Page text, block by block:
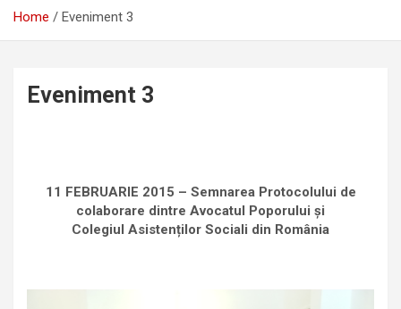
Home Eveniment 3
Eveniment 3
11 FEBRUARIE 2015 – Semnarea Protocolului de
colaborare dintre Avocatul Poporului și
Colegiul Asistenților Sociali din România